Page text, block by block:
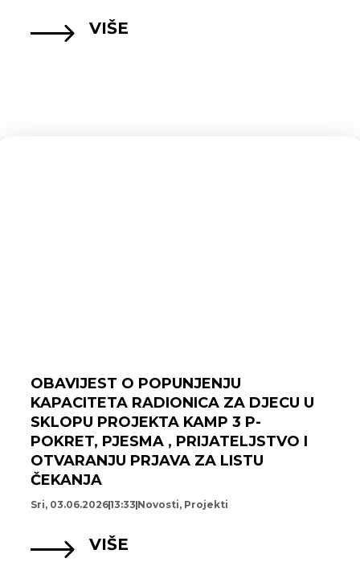
VIŠE
OBAVIJEST O POPUNJENJU
KAPACITETA RADIONICA ZA DJECU U
SKLOPU PROJEKTA KAMP 3 P-
POKRET, PJESMA , PRIJATELJSTVO I
OTVARANJU PRJAVA ZA LISTU
ČEKANJA
Sri, 03.06.202613:33 Novosti, Projekti
VIŠE